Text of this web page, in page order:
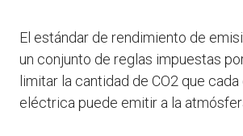
El estándar de rendimiento de
un conjunto de reglas impuestas
limitar la cantidad de CO2 que cada
eléctrica puede emitir a la